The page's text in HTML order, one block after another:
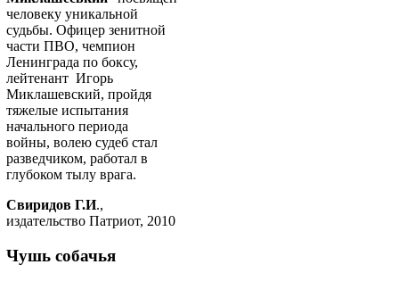
человеку уникальной
судьбы. Офицер зенитной
части ПВО, чемпион
Ленинграда по боксу,
лейтенант Игорь
Миклашевский, пройдя
тяжелые испытания
начального периода
войны, волею судеб стал
разведчиком, работал в
глубоком тылу врага.
Свиридов Г.И.,
издательство Патриот, 2010
Чушь собачья